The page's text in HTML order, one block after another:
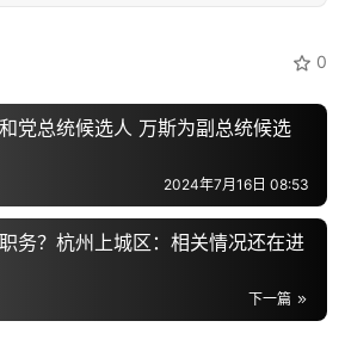
0
党总统候选人 万斯为副总统候选
2024年7月16日 08:53
务？杭州上城区：相关情况还在进
下一篇